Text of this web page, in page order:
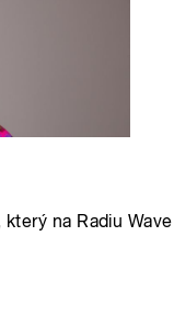
na Radiu Wave